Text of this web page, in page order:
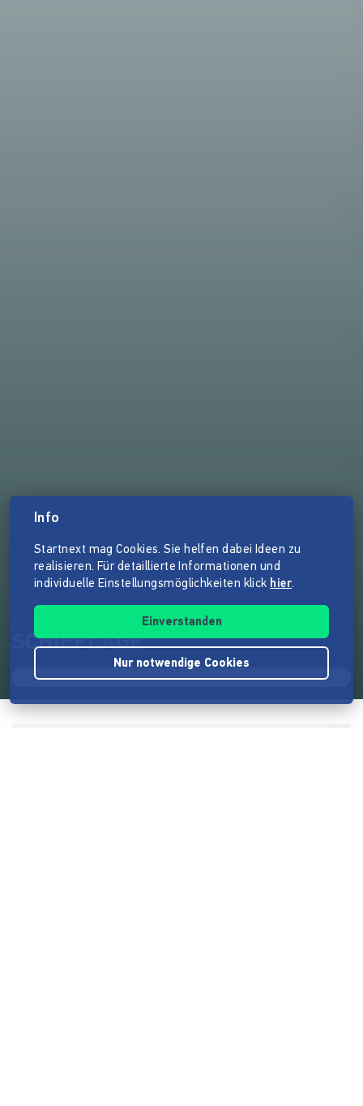
SCHIEFLAGE
Info
Startnext mag Cookies. Sie helfen dabei Ideen zu
realisieren. Für detaillierte Informationen und
individuelle Einstellungsmöglichkeiten klick hier.
Einverstanden
Nur notwendige Cookies